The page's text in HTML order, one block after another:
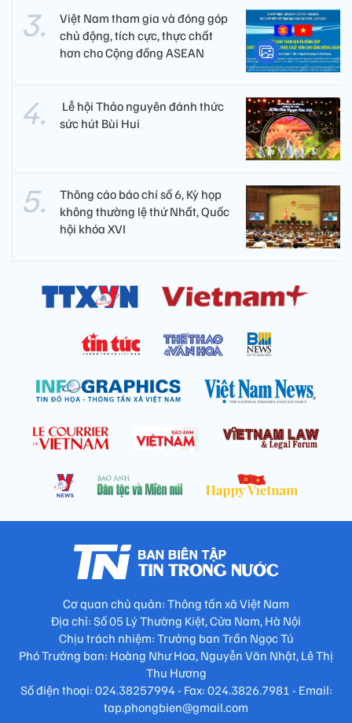
Việt Nam tham gia và đóng góp
chủ động, tích cực, thực chất
hơn cho Cộng đồng ASEAN
​ Lễ hội Thảo nguyên đánh thức
sức hút Bùi Hui
Thông cáo báo chí số 6, Kỳ họp
không thường lệ thứ Nhất, Quốc
hội khóa XVI
Cơ quan chủ quản: Thông tấn xã Việt Nam
Địa chỉ: Số 05 Lý Thường Kiệt, Cửa Nam, Hà Nội
Chịu trách nhiệm: Trưởng ban Trần Ngọc Tú
Phó Trưởng ban: Hoàng Như Hoa, Nguyễn Văn Nhật, Lê Thị
Thu Hương
Số điện thoại: 024.38257994 - Fax: 024.3826.7981 - Email:
tap.phongbien@gmail.com